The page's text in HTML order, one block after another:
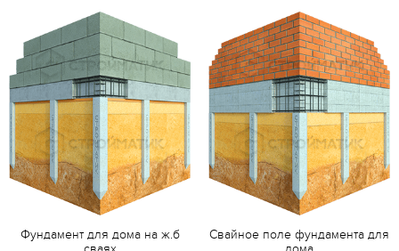
Фундамент для дома на ж.б
Свайное поле фундамента для